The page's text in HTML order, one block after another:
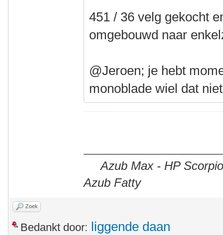
451 / 36 velg gekocht
omgebouwd naar
@Jeroen; je hebt
monoblade wiel dat
Azub Max - HP
Azub Fatty
Zoek
Bedankt door: liggende daan